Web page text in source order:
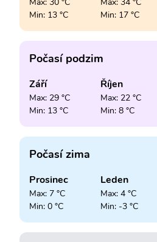
Min: 13 °C
Min: 17 °C
Počasí podzim
Září
Max: 29 °C
Min: 13 °C
Říjen
Max: 22 °C
Min: 8 °C
Počasí zima
Prosinec
Max: 7 °C
Min: 0 °C
Leden
Max: 4 °C
Min: -3 °C